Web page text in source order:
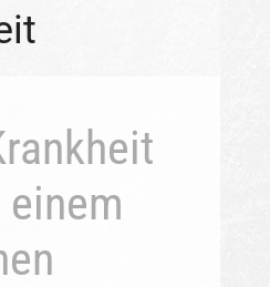
einem